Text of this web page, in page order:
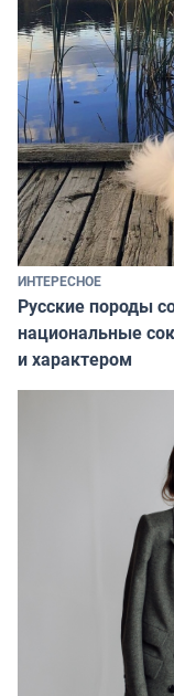
ИНТЕРЕСНОЕ
Русские породы
национальные
и характером